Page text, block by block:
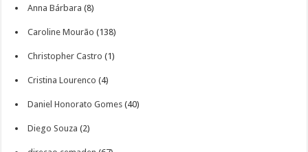
Anna Bárbara (8)
Caroline Mourão (138)
Christopher Castro (1)
Cristina Lourenco (4)
Daniel Honorato Gomes (40)
Diego Souza (2)